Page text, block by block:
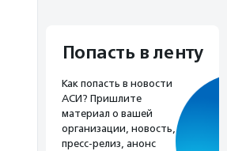
Попасть в ленту
Как попасть в новости
АСИ? Пришлите
материал о вашей
организации, новость,
пресс-релиз, анонс